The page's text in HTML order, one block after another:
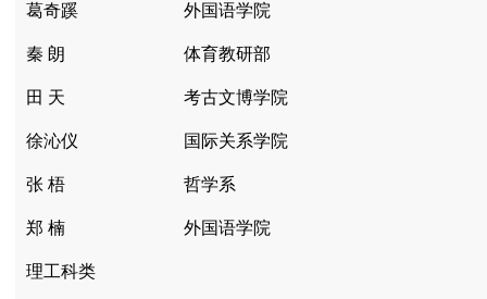
葛奇蹊 外国语学院
秦 朗 体育教研部
田 天 考古文博学院
徐沁仪 国际关系学院
张 梧 哲学系
郑 楠 外国语学院
理工科类